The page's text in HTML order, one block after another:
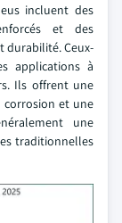
incluent des
et des
durabilité. Ceux-
applications à
Ils offrent une
corrosion et une
une
traditionnelles